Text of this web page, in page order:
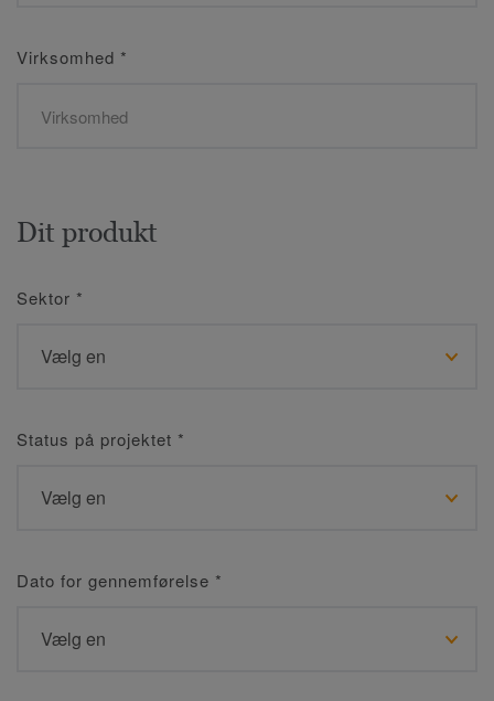
Virksomhed *
Dit produkt
Sektor *
Status på projektet *
Dato for gennemførelse *